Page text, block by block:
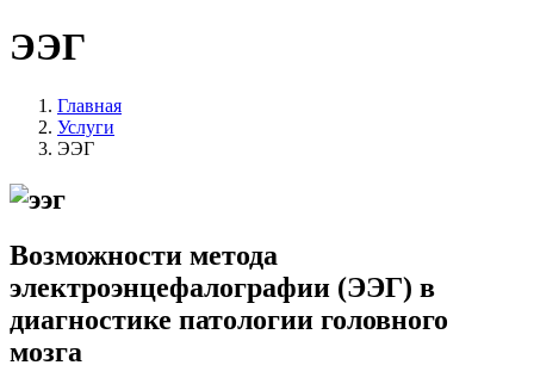
ЭЭГ
Главная
Услуги
ЭЭГ
Возможности метода
электроэнцефалографии (ЭЭГ) в
диагностике патологии головного
мозга